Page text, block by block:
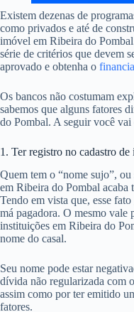
Existem dezenas de
como privados e até de
imóvel em Ribeira do
série de critérios que devem
aprovado e obtenha o
Os bancos não costumam
sabemos que alguns fatores
do Pombal. A seguir você vai
1. Ter registro no cadastro
Quem tem o “nome sujo”,
em Ribeira do Pombal acaba
Tendo em vista que, esse
má pagadora. O mesmo vale
instituições em Ribeira do
nome do casal.
Seu nome pode estar
dívida não regularizada com
assim como por ter emitido
fatores.